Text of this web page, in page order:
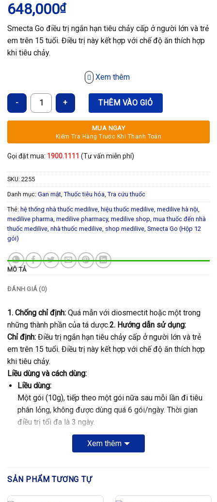
648,000₫
Smecta Go điều trị ngắn hạn tiêu chảy cấp ở người lớn và trẻ
em trên 15 tuổi. Điều trị này kết hợp với chế độ ăn thích hợp
khi tiêu chảy.
Xem thêm
Smecta Go (Hộp 12 gói) số lượngTHÊM VÀO GIỎ
MUA NGAY
Kiểm Tra Hàng Trước Khi Thanh Toán
Gọi đặt mua: 1900.1111 (Tư vấn miễn phí)
SKU: 2255
Danh mục: Gan mật, Thuốc tiêu hóa, Tra cứu thuốc
Thẻ: hệ thống nhà thuốc medilive, hiệu thuốc medilive, medilive hà nội,
medilive pharma, medilive pharmacy, medilive shop, mua thuốc đến nhà
thuốc medilive, nhà thuốc medilive, shop medilive, Smecta Go (Hộp 12
gói)
MÔ TẢ
ĐÁNH GIÁ (0)
1. Chống chỉ định: Quá mẫn với diosmectit hoặc một trong
những thành phần của tá dược.2. Hướng dẫn sử dụng:
Chỉ định: Điều trị ngắn hạn tiêu chảy cấp ở người lớn và trẻ
em trên 15 tuổi. Điều trị này kết hợp với chế độ ăn thích hợp
khi tiêu chảy.
Liều dùng và cách dùng:
Liều dùng:
Một gói (10g), tiếp theo một gói nữa sau mỗi lần đi tiêu
phân lỏng, không được dùng quá 6 gói/ngày. Thời gian
điều trị tối đa là 3 ngày.
Dùng đường uống.
trước khi sử dụng.
pha hoặc có thể pha với một ít nước trước khi uống.
Xem thêm
SẢN PHẨM TƯƠNG TỰ